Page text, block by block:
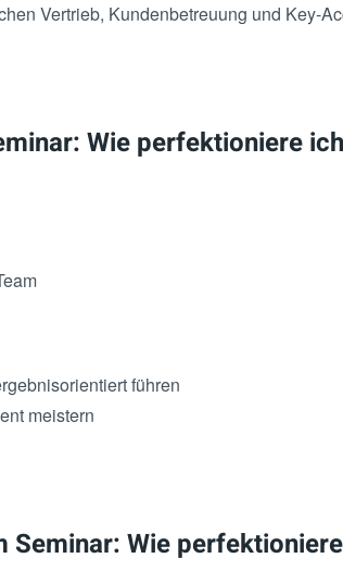
Vertrieb, Kundenbetreuung und Key-
Wie perfektioniere
führen
meistern
Seminar: Wie